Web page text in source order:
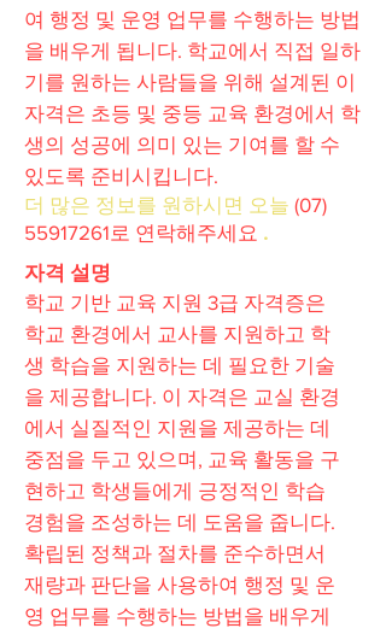
여 행정 및 운영 업무를 수행하는 방법
을 배우게 됩니다. 학교에서 직접 일하
기를 원하는 사람들을 위해 설계된 이
자격은 초등 및 중등 교육 환경에서 학
생의 성공에 의미 있는 기여를 할 수
있도록 준비시킵니다.
더 많은 정보를 원하시면 오늘 (07)
55917261 로 연락해주세요 .
자격 설명
학교 기반 교육 지원 3급 자격증은
학교 환경에서 교사를 지원하고 학
생 학습을 지원하는 데 필요한 기술
을 제공합니다. 이 자격은 교실 환경
에서 실질적인 지원을 제공하는 데
중점을 두고 있으며, 교육 활동을 구
현하고 학생들에게 긍정적인 학습
경험을 조성하는 데 도움을 줍니다.
확립된 정책과 절차를 준수하면서
재량과 판단을 사용하여 행정 및 운
영 업무를 수행하는 방법을 배우게